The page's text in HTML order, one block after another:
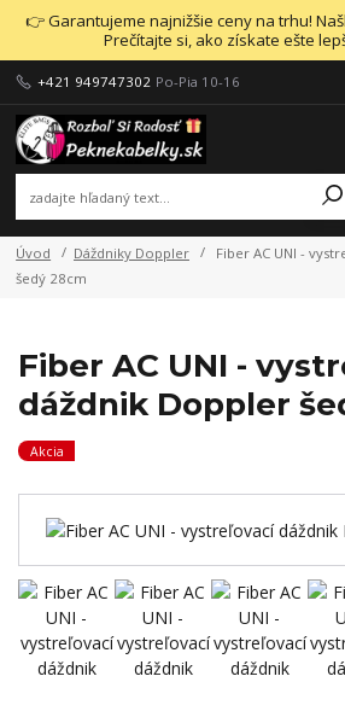
👉 Garantujeme najnižšie ceny na trhu!
Prečítajte si, ako získate ešte
+421 949747302 Po-Pia 10-16
Úvod Dáždniky Doppler
Fiber AC UNI -
šedý 28cm
Fiber AC UNI -
dáždnik Doppler
Akcia